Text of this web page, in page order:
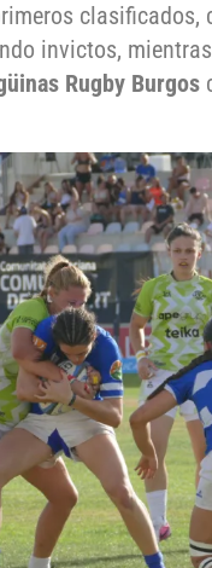
clasificados,
invictos,
Rugby Burgos